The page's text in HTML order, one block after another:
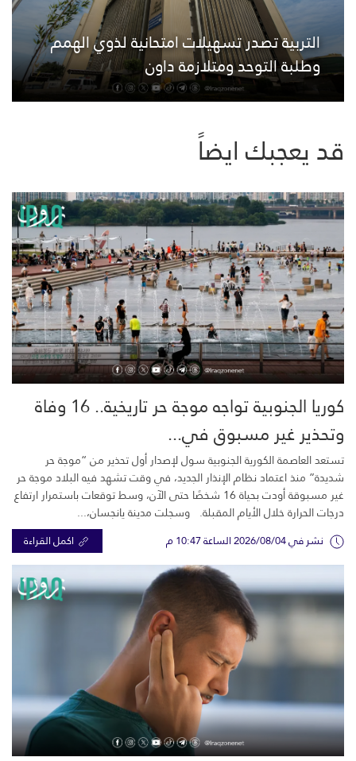
التربية تصدر تسهيلات امتحانية لذوي الهمم
وطلبة التوحد ومتلازمة داون
قد يعجبك ايضاً
كوريا الجنوبية تواجه موجة حر تاريخية.. 16 وفاة
وتحذير غير مسبوق في...
تستعد العاصمة الكورية الجنوبية سول لإصدار أول تحذير من “موجة حر
شديدة” منذ اعتماد نظام الإنذار الجديد، في وقت تشهد فيه البلاد موجة حر
غير مسبوقة أودت بحياة 16 شخصًا حتى الآن، وسط توقعات باستمرار ارتفاع
درجات الحرارة خلال الأيام المقبلة. وسجلت مدينة يانجسان،...
نشر في 2026/08/04 الساعة 10:47 م اكمل القراءة